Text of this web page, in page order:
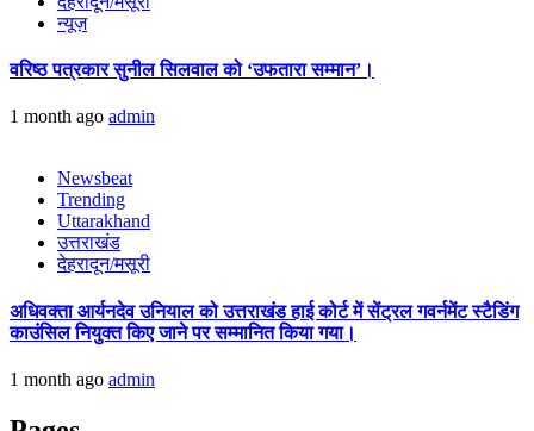
न्यूज़
वरिष्ठ पत्रकार सुनील सिलवाल को ‘उफतारा सम्मान’।
1 month ago admin
Newsbeat
Trending
Uttarakhand
उत्तराखंड
देहरादून/मसूरी
अधिवक्ता आर्यनदेव उनियाल को उत्तराखंड हाई कोर्ट में सेंट्रल गवर्नमेंट स्टैडिंग
काउंसिल नियुक्त किए जाने पर सम्मानित किया गया।
1 month ago admin